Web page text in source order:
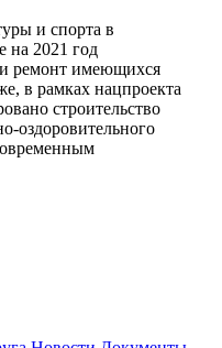
и спорта в
на 2021 год
и ремонт имеющихся
в рамках нацпроекта
строительство
оздоровительного